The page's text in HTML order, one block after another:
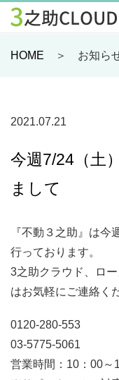
HOME ＞ お知ら
2021.07.21
今週7/24（土
まして
『不動３之助』は
行っております。
3之助クラウド、ロ
はお気軽にご連絡く
0120‐280‐553
03‐5775‐5061
営業時間：10：00～